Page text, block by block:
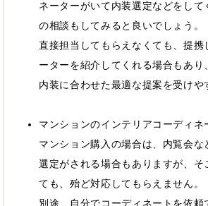
ネーターがいて内装選定などをして
の相談もしてみると良いでしょう。
直接担当してもらえなくても、提携
ーターを紹介してくれる場合もあり
内装に合わせた最適な提案を受けや
マンションのインテリアコーディネ
マンション購入の場合は、内覧会な
選定がされる場合もありますが、そ
ても、殆ど対応してもらえません。
別途、自分でコーディネートを依頼